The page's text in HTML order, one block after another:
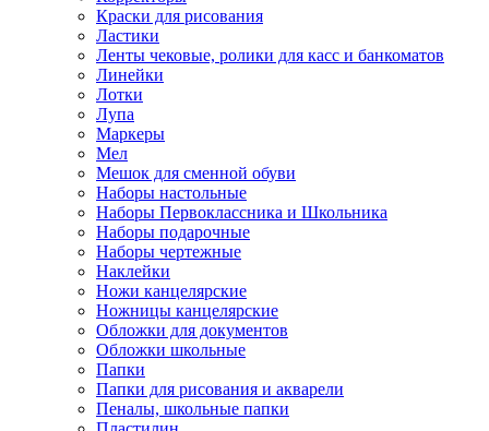
Краски для рисования
Ластики
Ленты чековые, ролики для касс и банкоматов
Линейки
Лотки
Лупа
Маркеры
Мел
Мешок для сменной обуви
Наборы настольные
Наборы Первоклассника и Школьника
Наборы подарочные
Наборы чертежные
Наклейки
Ножи канцелярские
Ножницы канцелярские
Обложки для документов
Обложки школьные
Папки
Папки для рисования и акварели
Пеналы, школьные папки